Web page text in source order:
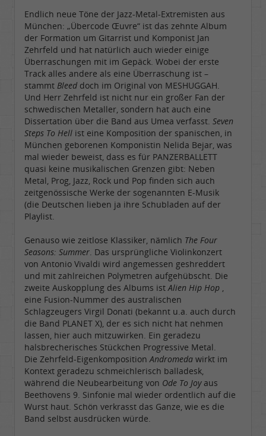
Endlich neue Töne der Jazz-Metal-Extremisten aus
München: „Übercode Œuvre“ ist das zehnte Album
der Formation um Gitarrist und Komponist Jan
Zehrfeld und hat natürlich auch wieder einige
Überraschungen mit im Gepäck. Wobei der erste
Track alles andere als eine Überraschung ist –
stammt Bleed doch im Original von MESHUGGAH.
Und Herr Zehrfeld ist nicht nur ein großer Fan der
schwedischen Metaller, sondern hat auch eine
Dissertation über die Band aus Umea verfasst. Seven
Steps To Hell ist eine Komposition der spanischen, in
München geborenen Komponistin Nelida Bejar, was
mal wieder beweist, dass es für PANZERBALLETT
quasi keine musikalischen Grenzen gibt: Neben
Metal, Prog, Jazz, Rock und Pop finden sich auch
zeitgenössische Werke der sogenannten E-Musik
(die Deutschen lieben ja ihre Schubladen auf der
Playlist.
Genauso wie zeitlose Klassiker, nämlich The Four
Seasons: Summer. Das ursprüngliche Violinkonzert
von Antonio Vivaldi wird angemessen geshreddert
und mit zahlreichen Polymetren aufgehübscht. Die
zweite Auskopplung des Albums istAlien Hip Hop ,
eine Fusion-Nummer des australischen
Schlagzeugers Virgil Donati (bekannt u.a. auch durch
die Band PLANET X), der es sich nicht hat nehmen
lassen, hier auch mitzuwirken. Ein geradezu
halsbrecherisches Stückchen Progressive Metal.
Die Zehrfeld-EigenkompositionAndromeda wirkt im
Kontext geradezu schmeichlerisch balladesk,
während die Neubearbeitung von Ode To Joyaus
Beethovens 9. Sinfonie mal wieder ordentlich auf die
Wurst haut. Schön verkrasst das Ganze, wie es die
Band selbst ausdrücken würde.